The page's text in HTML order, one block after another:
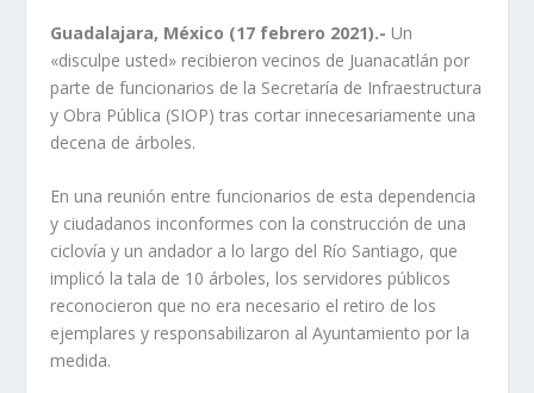
Guadalajara, México (17 febrero 2021).- Un
«disculpe usted» recibieron vecinos de Juanacatlán por
parte de funcionarios de la Secretaría de Infraestructura
y Obra Pública (SIOP) tras cortar innecesariamente una
decena de árboles.
En una reunión entre funcionarios de esta dependencia
y ciudadanos inconformes con la construcción de una
ciclovía y un andador a lo largo del Río Santiago, que
implicó la tala de 10 árboles, los servidores públicos
reconocieron que no era necesario el retiro de los
ejemplares y responsabilizaron al Ayuntamiento por la
medida.